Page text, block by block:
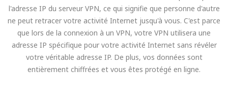
l'adresse IP du serveur VPN, ce qui signifie que personne d'autre
ne peut retracer votre activité Internet jusqu'à vous. C'est parce
que lors de la connexion à un VPN, votre VPN utilisera une
adresse IP spécifique pour votre activité Internet sans révéler
votre véritable adresse IP. De plus, vos données sont
entièrement chiffrées et vous êtes protégé en ligne.